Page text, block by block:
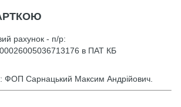
рахунок - п/р:
в ПАТ КБ
ФОП Сарнацький Максим Андрійович.